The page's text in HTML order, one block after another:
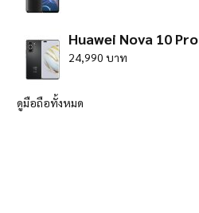
Huawei Nova 10 Pro
24,990 บาท
ดูมือถือทั้งหมด